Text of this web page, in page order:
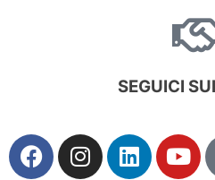
SEGUICI